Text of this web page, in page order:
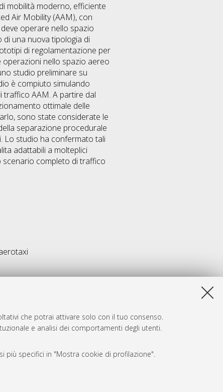
che potrai attivare solo con il tuo consenso.
e analisi dei comportamenti degli utenti.
più specifici in "Mostra cookie di profilazione".
mobilità moderno, efficiente
Air Mobility (AAM), con
operare nello spazio
una nuova tipologia di
di regolamentazione per
operazioni nello spazio aereo
studio preliminare su
è compiuto simulando
traffico AAM. A partire dal
ottimale delle
sono state considerate le
separazione procedurale
Lo studio ha confermato tali
adattabili a molteplici
scenario completo di traffico